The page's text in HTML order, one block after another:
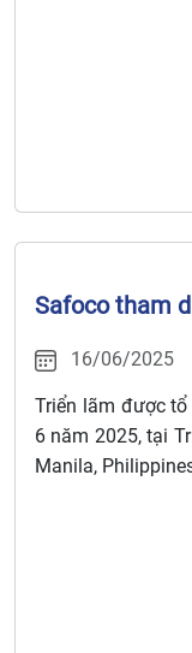
Safoco tham
16/06/2025
Triển lãm được
6 năm 2025, tại
Manila,